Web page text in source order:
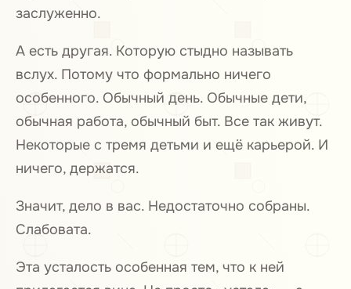
заслуженно.
А есть другая. Которую стыдно называть
вслух. Потому что формально ничего
особенного. Обычный день. Обычные дети,
обычная работа, обычный быт. Все так живут.
Некоторые с тремя детьми и ещё карьерой. И
ничего, держатся.
Значит, дело в вас. Недостаточно собраны.
Слабовата.
Эта усталость особенная тем, что к ней